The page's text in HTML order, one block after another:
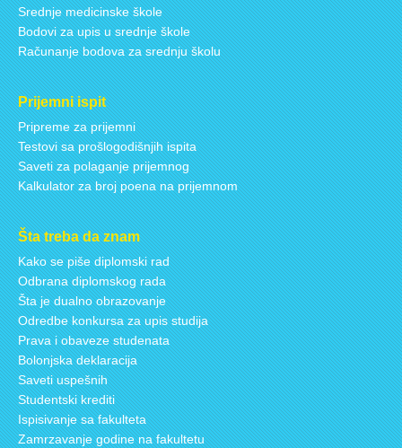
Srednje medicinske škole
Bodovi za upis u srednje škole
Računanje bodova za srednju školu
Prijemni ispit
Pripreme za prijemni
Testovi sa prošlogodišnjih ispita
Saveti za polaganje prijemnog
Kalkulator za broj poena na prijemnom
Šta treba da znam
Kako se piše diplomski rad
Odbrana diplomskog rada
Šta je dualno obrazovanje
Odredbe konkursa za upis studija
Prava i obaveze studenata
Bolonjska deklaracija
Saveti uspešnih
Studentski krediti
Ispisivanje sa fakulteta
Zamrzavanje godine na fakultetu